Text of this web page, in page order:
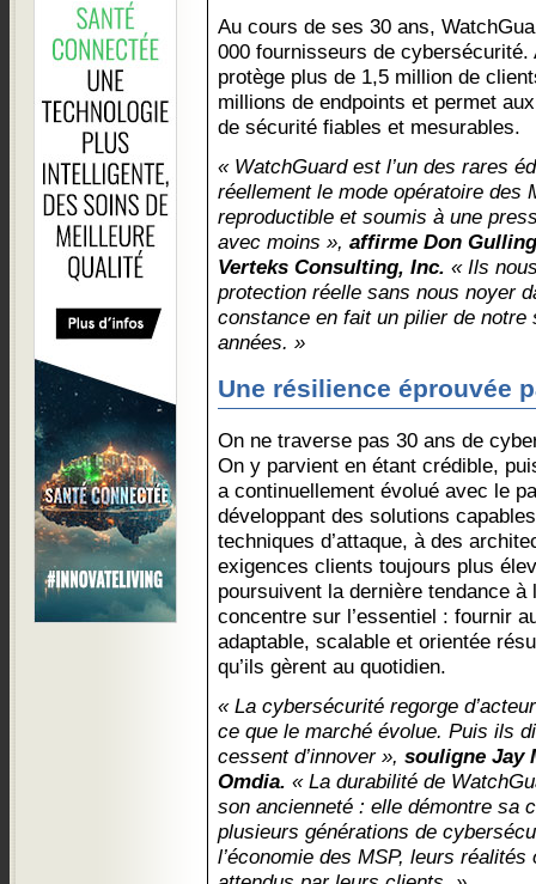
Au cours de ses 30 ans,
000 fournisseurs de cybersécurité.
protège plus de 1,5 million de
millions de endpoints et permet
de sécurité fiables et mesurables.
« WatchGuard est l’un des rares
réellement le mode opératoire des
reproductible et soumis à une
avec moins », affirme Don
Verteks Consulting, Inc. « Ils
protection réelle sans nous noyer
constance en fait un pilier de
années. »
Une résilience éprouvée
On ne traverse pas 30 ans de
On y parvient en étant crédible,
a continuellement évolué avec le
développant des solutions
techniques d’attaque, à des
exigences clients toujours plus
poursuivent la dernière tendance
concentre sur l’essentiel : fournir
adaptable, scalable et orientée
qu’ils gèrent au quotidien.
« La cybersécurité regorge
ce que le marché évolue. Puis ils
cessent d’innover », souligne Jay
Omdia. « La durabilité de
son ancienneté : elle démontre sa
plusieurs générations de
l’économie des MSP, leurs